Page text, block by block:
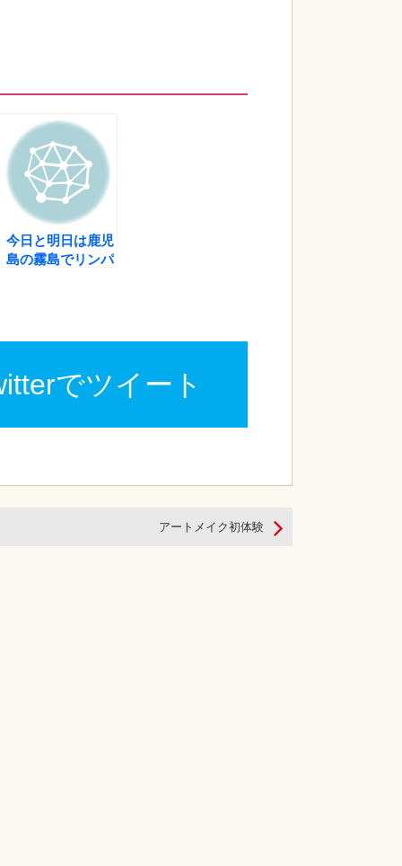
今日と明日は鹿児
島の霧島でリンパ
でツイート
アートメイク初体験